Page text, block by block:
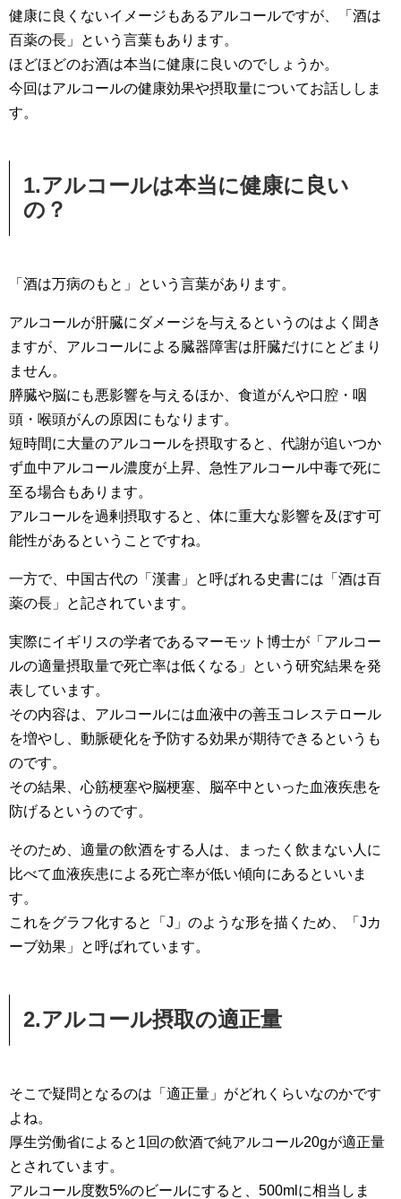
健康に良くないイメージもあるアルコールですが、「酒は
百薬の長」という言葉もあります。
ほどほどのお酒は本当に健康に良いのでしょうか。
今回はアルコールの健康効果や摂取量についてお話ししま
す。
1.アルコールは本当に健康に良い
の？
「酒は万病のもと」という言葉があります。
アルコールが肝臓にダメージを与えるというのはよく聞き
ますが、アルコールによる臓器障害は肝臓だけにとどまり
ません。
膵臓や脳にも悪影響を与えるほか、食道がんや口腔・咽
頭・喉頭がんの原因にもなります。
短時間に大量のアルコールを摂取すると、代謝が追いつか
ず血中アルコール濃度が上昇、急性アルコール中毒で死に
至る場合もあります。
アルコールを過剰摂取すると、体に重大な影響を及ぼす可
能性があるということですね。
一方で、中国古代の「漢書」と呼ばれる史書には「酒は百
薬の長」と記されています。
実際にイギリスの学者であるマーモット博士が「アルコー
ルの適量摂取量で死亡率は低くなる」という研究結果を発
表しています。
その内容は、アルコールには血液中の善玉コレステロール
を増やし、動脈硬化を予防する効果が期待できるというも
のです。
その結果、心筋梗塞や脳梗塞、脳卒中といった血液疾患を
防げるというのです。
そのため、適量の飲酒をする人は、まったく飲まない人に
比べて血液疾患による死亡率が低い傾向にあるといいま
す。
これをグラフ化すると「J」のような形を描くため、「Jカ
ーブ効果」と呼ばれています。
2.アルコール摂取の適正量
そこで疑問となるのは「適正量」がどれくらいなのかです
よね。
厚生労働省によると1回の飲酒で純アルコール20gが適正量
とされています。
アルコール度数5%のビールにすると、500mlに相当しま